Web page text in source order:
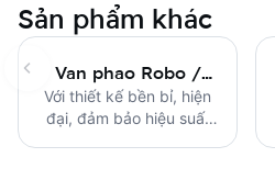
Sản phẩm khác
Van phao Robo /
Remote Float
Control Valves Robo
Với thiết kế bền bỉ, hiện
đại, đảm bảo hiệu suất